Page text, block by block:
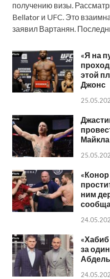
получению визы.
Bellator и UFC. Это
заявил Вартанян.
«Я на
этой
Джонс
ним
за